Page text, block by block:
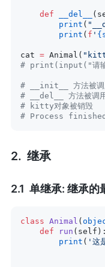
    def
__del__
        print
(
        print
( f '
cat = Animal(
# print(input("请
# __init__ 方法被调
# __del__ 方法被调
# kitty对象被销毁
# Process
继承
单继承: 继承的
class Animal (
    def
run (self):
        print
( '这